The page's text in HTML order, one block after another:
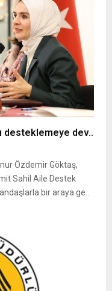
desteklemeye dev..
Özdemir Göktaş,
Sahil Aile Destek
bir araya ge..